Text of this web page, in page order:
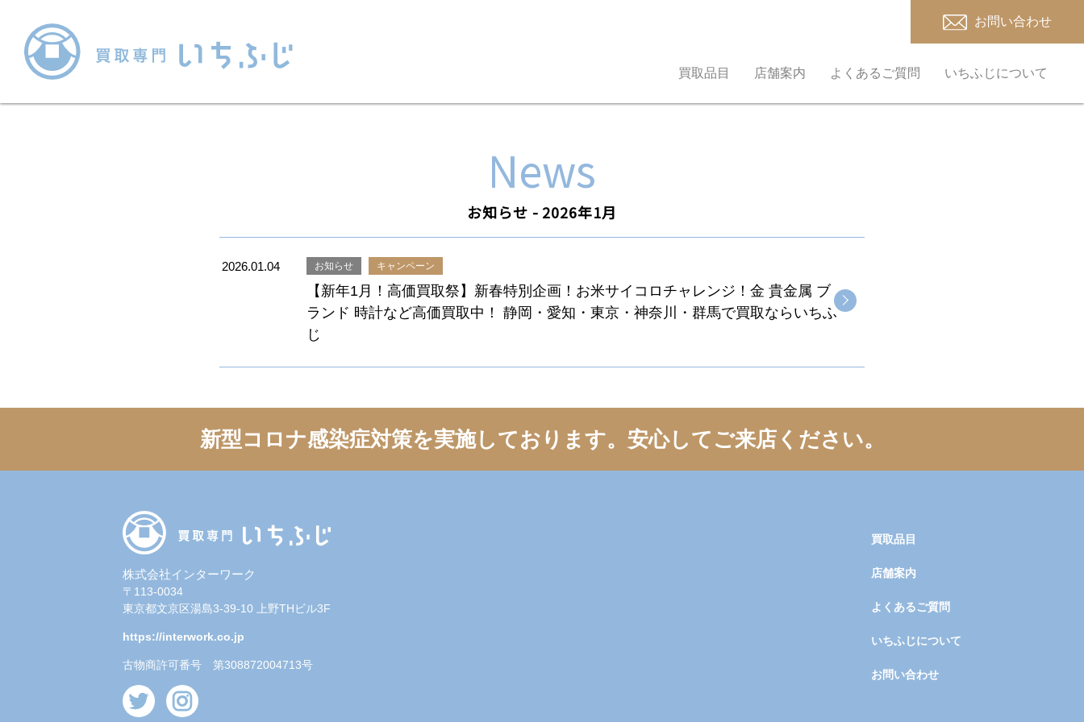
お問い合わせ
買取品目 店舗案内 よくあるご質問 いちふじについて
News
お知らせ - 2026年1月
2026.01.04 お知らせ キャンペーン
【新年1月！高価買取祭】新春特別企画！お米サイコロチャレンジ！金 貴金属 ブ
ランド 時計など高価買取中！ 静岡・愛知・東京・神奈川・群馬で買取ならいちふ
じ
新型コロナ感染症対策を実施しております。 安心してご来店ください。
株式会社インターワーク
〒113-0034
東京都文京区湯島3-39-10 上野THビル3F
https://interwork.co.jp
古物商許可番号 第308872004713号
買取品目
店舗案内
よくあるご質問
いちふじについて
お問い合わせ